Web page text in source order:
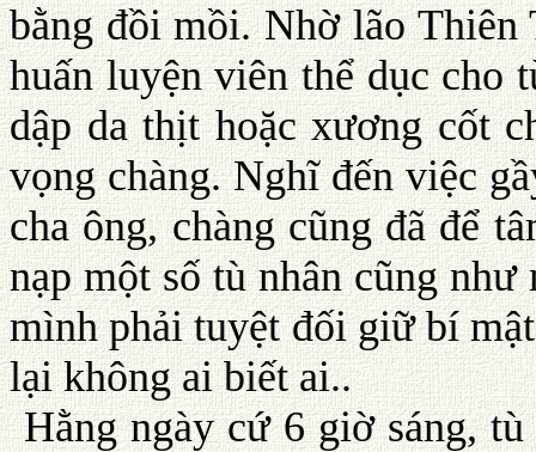
bằng đồi mồi. Nhờ lão
huấn luyện viên thể dục cho
dập da thịt hoặc xương cốt
vọng chàng. Nghĩ đến việc
cha ông, chàng cũng đã để
nạp một số tù nhân cũng
mình phải tuyệt đối giữ bí
lại không ai biết ai..
Hằng ngày cứ 6 giờ sáng,